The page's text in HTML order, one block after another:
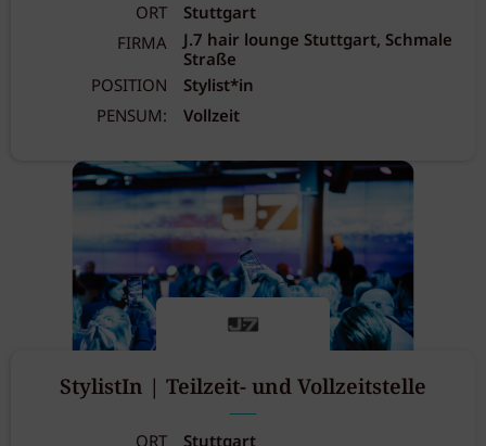
ORT
Stuttgart
FIRMA
J.7 hair lounge Stuttgart, Schmale
Straße
POSITION
Stylist*in
PENSUM:
Vollzeit
StylistIn | Teilzeit- und Vollzeitstelle